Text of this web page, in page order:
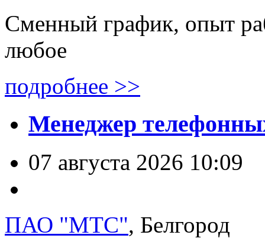
Сменный график, опыт
любое
подробнее >>
Менеджер
07 августа 2026 10:09
ПАО "МТС", Белгород